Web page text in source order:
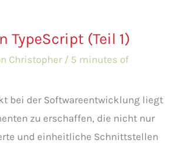
TypeScript (Teil 1)
Christopher / 5 minutes of
bei der Softwareentwicklung liegt
zu erschaffen, die nicht nur
und einheitliche Schnittstellen